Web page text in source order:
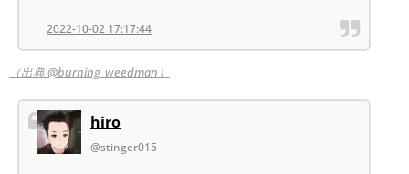
2022-10-02 17:17:44
（出典 @burning_weedman）
hiro
@stinger015